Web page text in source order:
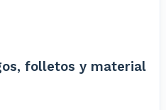
folletos y material